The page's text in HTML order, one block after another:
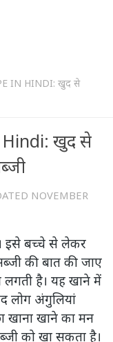
IN HINDI: खुद से
Hindi: खुद से
NOVEMBER
इसे बच्चे से लेकर
की बात की जाए
है। यह खाने में
लोग अंगुलियां
खाना खाने का मन
को खा सकता है।